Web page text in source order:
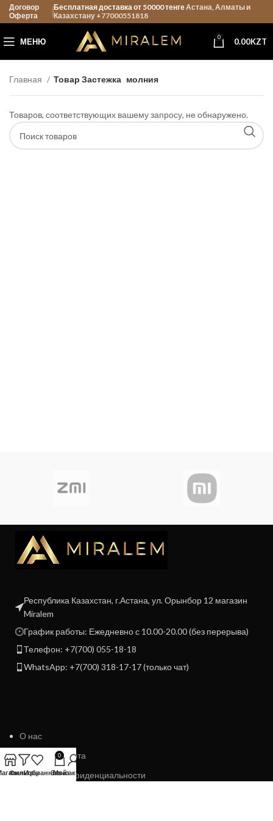
Договор
Оферта
Бесплатная доставка от 50000 тенгеАстана, Алматы и
Казахстану +77000551818
МЕНЮ 0 0.00KZT
Главная Товар Застежка молния
Товаров, соответствующих вашему запросу, не обнаружено.
Республика Казахстан, г.Астана, ул. Орынбор 12 магазин
Miralem
График работы: Ежедневно с 10.00-20.00 (без перерыва)
Телефон: +7(700) 055-18-18
WhatsApp: +7(700) 318-17-17 (только чат)
О нас
Договор Оферта
Политика конфиденциальности
ФильтрыИзбранное
0
Заказ
Мой аккаунт